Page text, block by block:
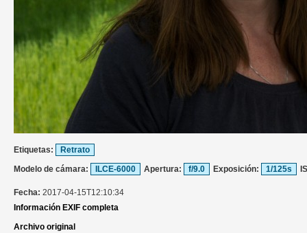
Etiquetas:
Retrato
Modelo de cámara:
ILCE-6000 Apertura: f/9.0 Exposición: 1/125s
Fecha: 2017-04-15T12:10:34
Información EXIF completa
Archivo original